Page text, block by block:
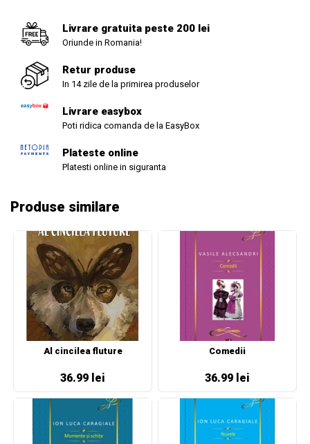
Livrare gratuita peste 200 lei
Oriunde in Romania!
Retur produse
In 14 zile de la primirea produselor
Livrare easybox
Poti ridica comanda de la EasyBox
Plateste online
Platesti online in siguranta
Produse similare
Al cincilea fluture
36.99 lei
Comedii
36.99 lei